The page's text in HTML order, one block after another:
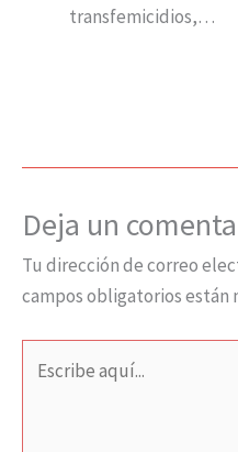
transfemicidios,…
Deja un
Tu dirección de correo
campos obligatorios están
aquí...